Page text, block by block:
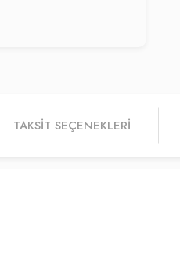
TAKSIT SEÇENEKLERI